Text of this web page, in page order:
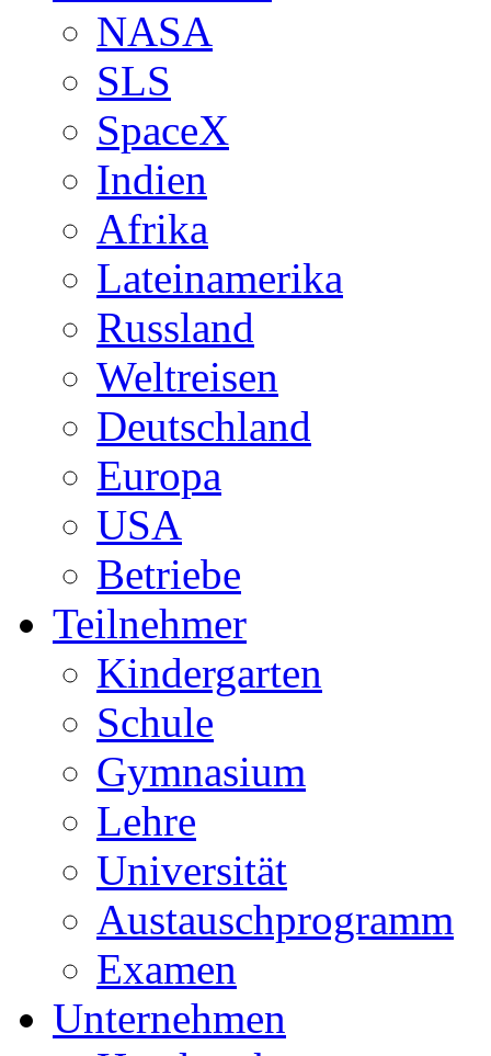
NASA
SLS
SpaceX
Indien
Afrika
Lateinamerika
Russland
Weltreisen
Deutschland
Europa
USA
Betriebe
Teilnehmer
Kindergarten
Schule
Gymnasium
Lehre
Universität
Austauschprogramm
Examen
Unternehmen